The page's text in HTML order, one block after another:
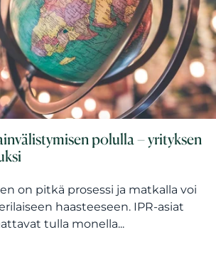
polulla – yrityksen
on pitkä prosessi ja matkalla voi
haasteeseen. IPR-asiat
tulla monella...